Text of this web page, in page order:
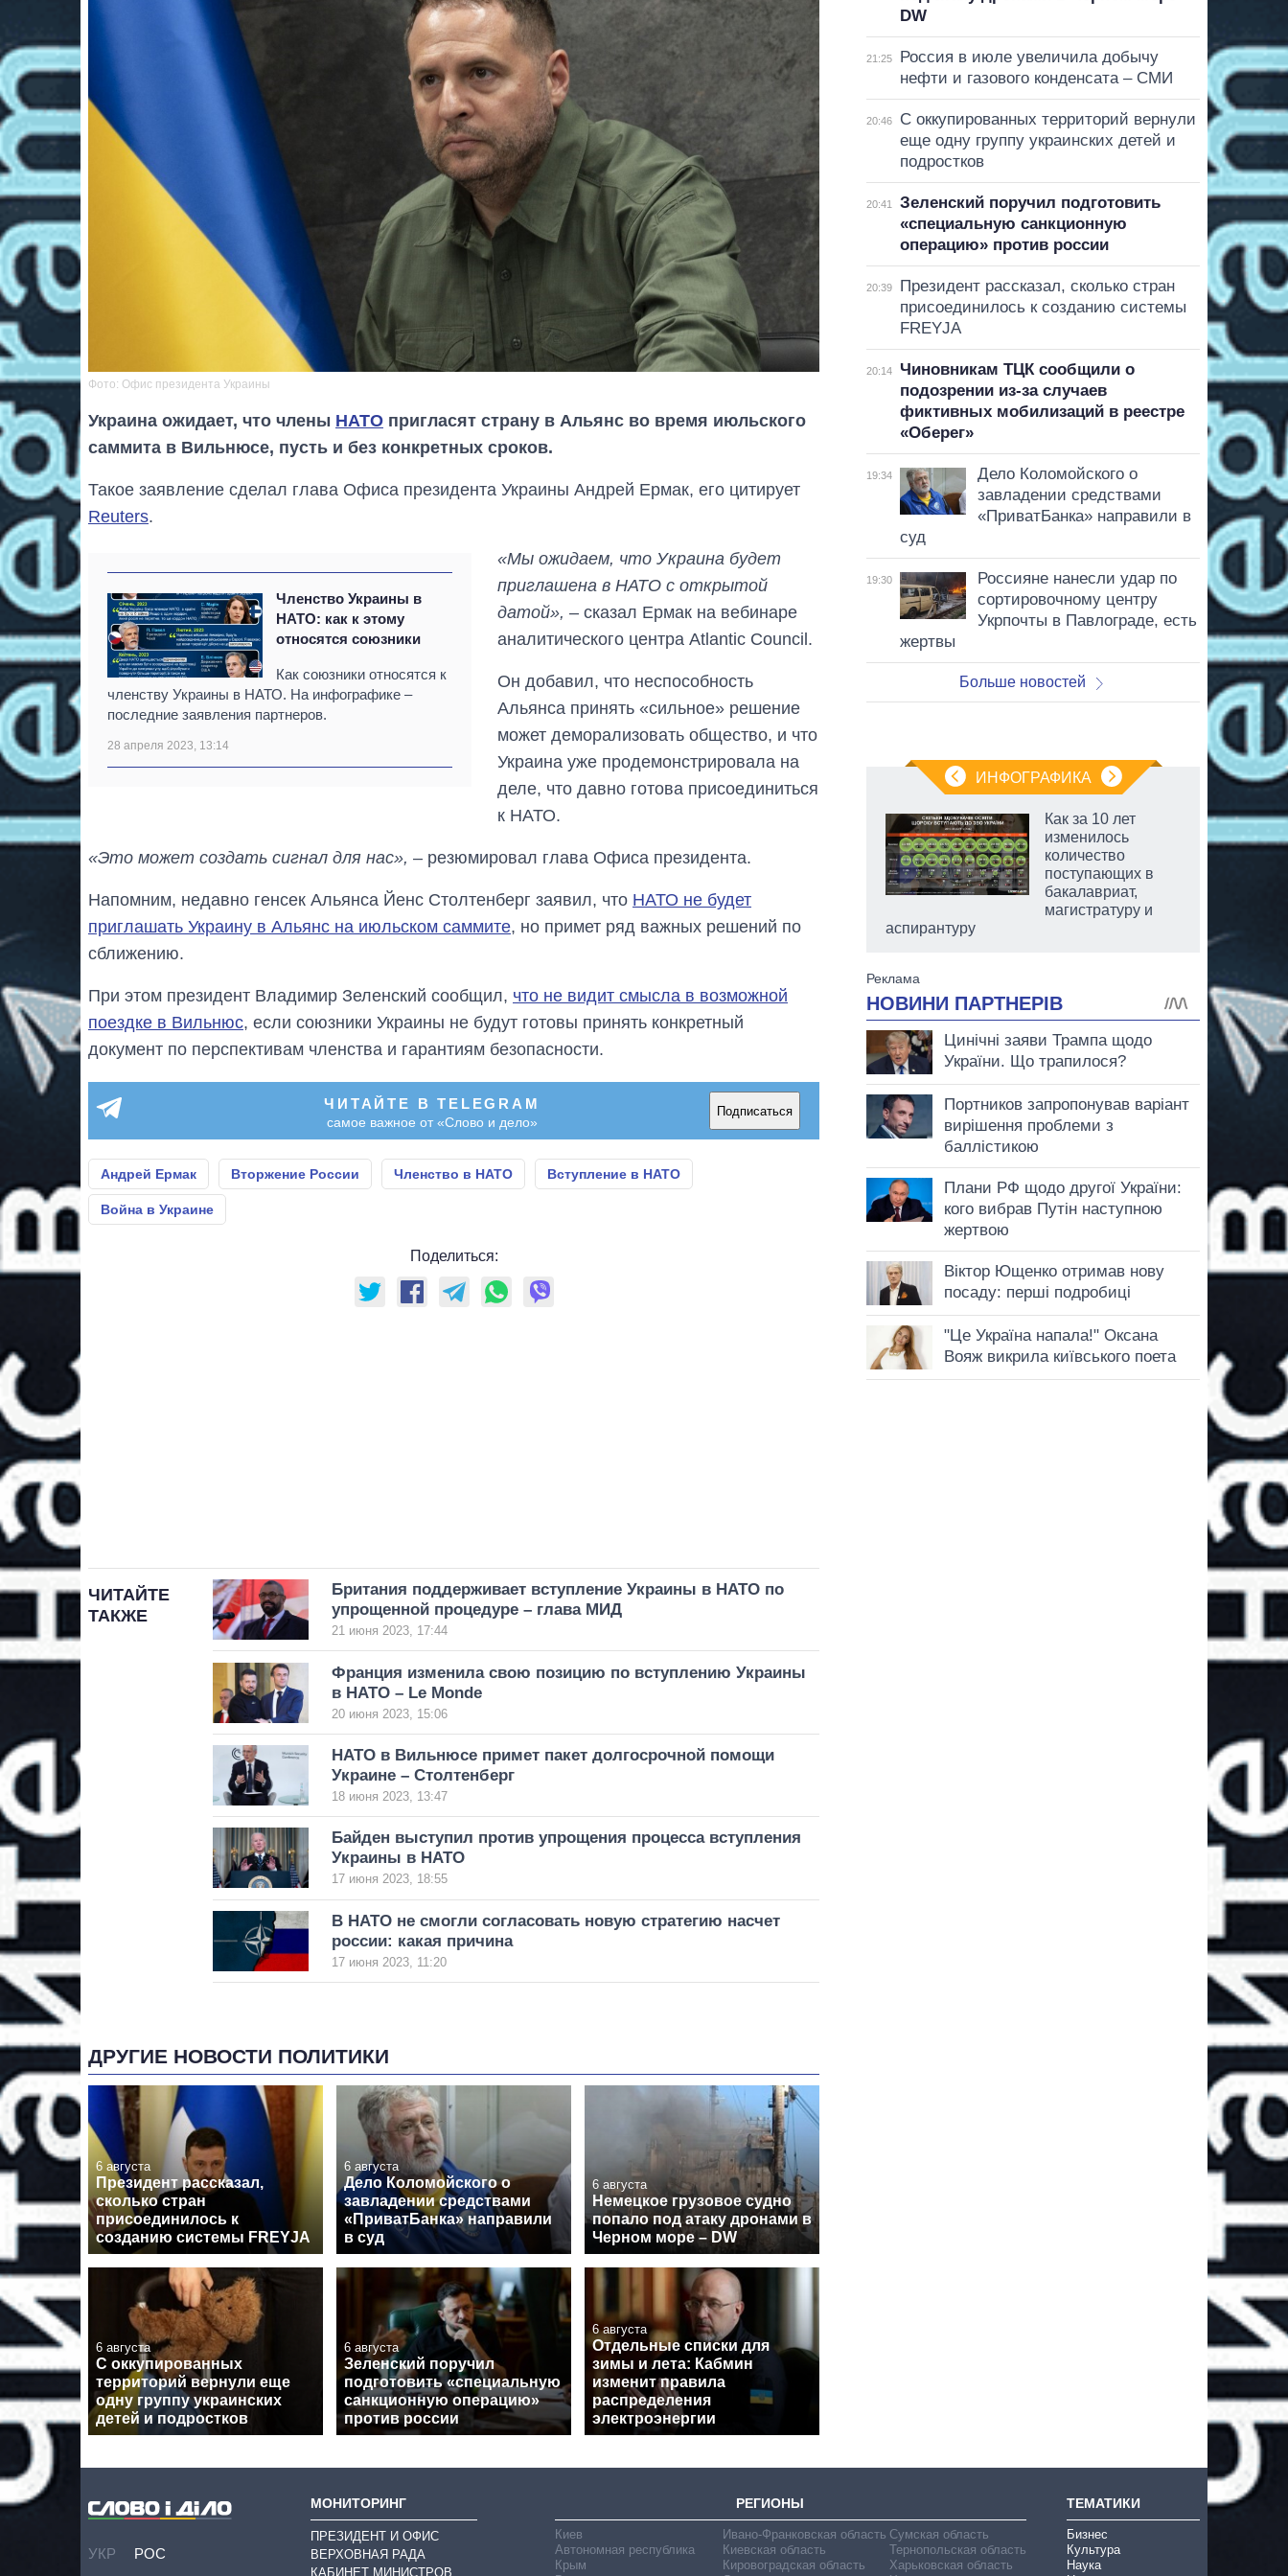
Фото: Офис президента Украины
Украина ожидает, что члены НАТО пригласят страну в Альянс во время июльского
саммита в Вильнюсе, пусть и без конкретных сроков.
Такое заявление сделал глава Офиса президента Украины Андрей Ермак, его цитирует
Reuters.
Членство Украины в
НАТО: как к этому
относятся союзники
Как союзники относятся к
членству Украины в НАТО. На инфографике –
последние заявления партнеров.
28 апреля 2023, 13:14
«Мы ожидаем, что Украина будет
приглашена в НАТО с открытой
датой», – сказал Ермак на вебинаре
аналитического центра Atlantic Council.
Он добавил, что неспособность
Альянса принять «сильное» решение
может деморализовать общество, и что
Украина уже продемонстрировала на
деле, что давно готова присоединиться
к НАТО.
«Это может создать сигнал для нас», – резюмировал глава Офиса президента.
Напомним, недавно генсек Альянса Йенс Столтенберг заявил, что НАТО не будет
приглашать Украину в Альянс на июльском саммите, но примет ряд важных решений по
сближению.
При этом президент Владимир Зеленский сообщил, что не видит смысла в возможной
поездке в Вильнюс, если союзники Украины не будут готовы принять конкретный
документ по перспективам членства и гарантиям безопасности.
ЧИТАЙТЕ В TELEGRAM
самое важное от «Слово и дело»
Подписаться
Андрей Ермак Вторжение России Членство в НАТО Вступление в НАТО
Война в Украине
Поделиться:
ЧИТАЙТЕ
ТАКЖЕ
Британия поддерживает вступление Украины в НАТО по
упрощенной процедуре – глава МИД
21 июня 2023, 17:44
Франция изменила свою позицию по вступлению Украины
в НАТО – Le Monde
20 июня 2023, 15:06
НАТО в Вильнюсе примет пакет долгосрочной помощи
Украине – Столтенберг
18 июня 2023, 13:47
Байден выступил против упрощения процесса вступления
Украины в НАТО
17 июня 2023, 18:55
В НАТО не смогли согласовать новую стратегию насчет
россии: какая причина
17 июня 2023, 11:20
ДРУГИЕ НОВОСТИ ПОЛИТИКИ
6 августа
Президент рассказал,
сколько стран
присоединилось к
созданию системы FREYJA
6 августа
Дело Коломойского о
завладении средствами
«ПриватБанка» направили
в суд
6 августа
Немецкое грузовое судно
попало под атаку дронами в
Черном море – DW
6 августа
С оккупированных
территорий вернули еще
одну группу украинских
детей и подростков
6 августа
Зеленский поручил
подготовить «специальную
санкционную операцию»
против россии
6 августа
Отдельные списки для
зимы и лета: Кабмин
изменит правила
распределения
электроэнергии
DW
21:25
Россия в июле увеличила добычу
нефти и газового конденсата – СМИ
20:46
С оккупированных территорий вернули
еще одну группу украинских детей и
подростков
20:41
Зеленский поручил подготовить
«специальную санкционную
операцию» против россии
20:39
Президент рассказал, сколько стран
присоединилось к созданию системы
FREYJA
20:14
Чиновникам ТЦК сообщили о
подозрении из-за случаев
фиктивных мобилизаций в реестре
«Оберег»
19:34
Дело Коломойского о
завладении средствами
«ПриватБанка» направили в
суд
19:30
Россияне нанесли удар по
сортировочному центру
Укрпочты в Павлограде, есть
жертвы
Больше новостей
ИНФОГРАФИКА
Министерства
войны с россией
Как за 10 лет
изменилось
количество
поступающих в
бакалавриат,
магистратуру и
аспирантуру
УКР РОС
МОНИТОРИНГ
ПРЕЗИДЕНТ И ОФИС
ВЕРХОВНАЯ РАДА
КАБИНЕТ МИНИСТРОВ
РЕГИОНЫ
Киев
Автономная республика
Крым
Ивано-Франковская область
Киевская область
Кировоградская область
Сумская область
Тернопольская область
Харьковская область
ТЕМАТИКИ
Бизнес
Культура
Наука